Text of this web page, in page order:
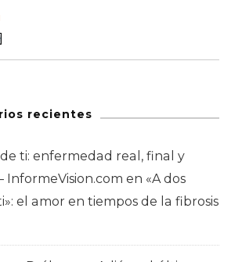
recientes
ti: enfermedad real, final y
InformeVision.com en «A dos
el amor en tiempos de la fibrosis